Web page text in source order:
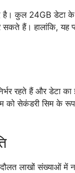
है। कुल 24GB डेटा
हैं। हालांकि, यह
रहते हैं और डेटा
को सेकंडरी सिम के
लाखों संख्याओं में